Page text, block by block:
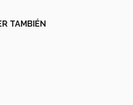
TAMBIÉN